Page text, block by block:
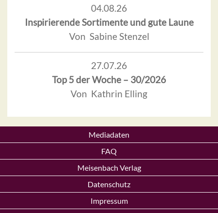
04.08.26
Inspirierende Sortimente und gute Laune
Von Sabine Stenzel
27.07.26
Top 5 der Woche – 30/2026
Von Kathrin Elling
Mediadaten
FAQ
Meisenbach Verlag
Datenschutz
Impressum